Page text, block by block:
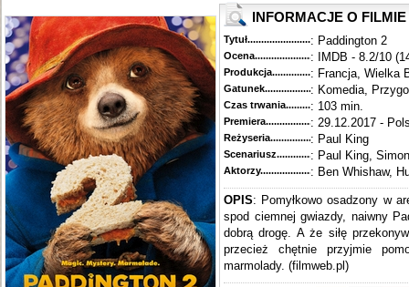
INFORMACJE O FILMIE
Tytuł............................................
: Paddington 2
Ocena.............................................
: IMDB - 8.2/10
Produkcja.........................................
: Francja, Wielka
Gatunek...........................................
: Komedia,
Czas trwania......................................
: 103 min.
Premiera..........................................
: 29.12.2017 -
Reżyseria........................................
: Paul King
Scenariusz........................................
: Paul King,
Aktorzy...........................................
: Ben Whishaw,
OPIS: Pomyłkowo osadzony w
spod ciemnej gwiazdy, naiwny
dobrą drogę. A że siłę
przecież chętnie przyjmie
marmolady. (filmweb.pl)